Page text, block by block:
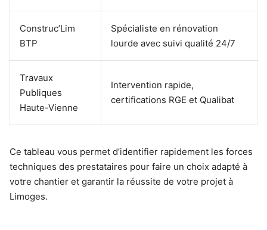
Construc’Lim
BTP
Spécialiste en rénovation
lourde avec suivi qualité 24/7
Travaux
Publiques
Haute-Vienne
Intervention rapide,
certifications RGE et Qualibat
Ce tableau vous permet d’identifier rapidement les forces
techniques des prestataires pour faire un choix adapté à
votre chantier et garantir la réussite de votre projet à
Limoges.